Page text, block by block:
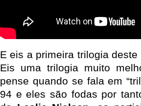
E eis a primeira trilogia
Eis uma trilogia muito
pense quando se fala em
94 e eles são fodas por